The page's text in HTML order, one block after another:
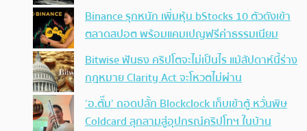
Binance รุกหนัก เพิ่มหุ้น bStocks 10 ตัวดังเข้า
ตลาดสปอต พร้อมแคมเปญฟรีค่าธรรมเนียม
Bitwise ฟันธง คริปโตจะไม่เป็นไร แม้สัปดาห์นี้ร่าง
กฎหมาย Clarity Act จะโหวตไม่ผ่าน
‘อ.ตั๊ม’ ถอดปลั้ก Blockclock เก็บเข้าตู้ หวั่นพิษ
Coldcard ลุกลามสู่อุปกรณ์คริปโทฯ ในบ้าน